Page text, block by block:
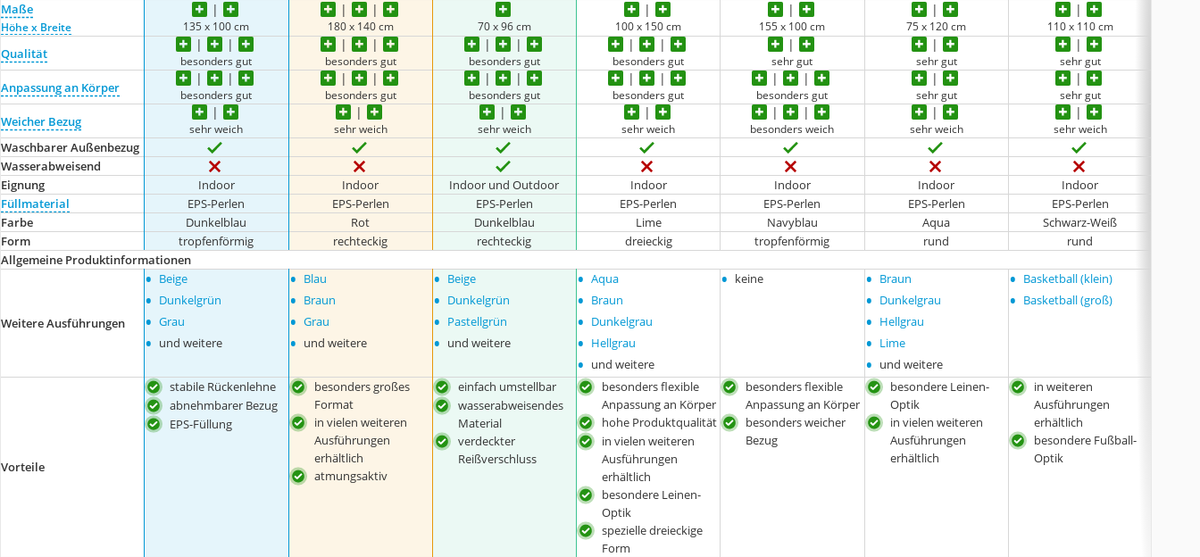
Maße
Höhe x Breite 135 x 100 cm 180 x 140 cm 70 x 96 cm 100 x 150 cm 155 x 100 cm 75 x 120 cm 110 x 110 cm
Qualität besonders gut besonders gut besonders gut besonders gut sehr gut sehr gut sehr gut
Anpassung an Körper besonders gut besonders gut besonders gut besonders gut besonders gut sehr gut sehr gut
Weicher Bezug sehr weich sehr weich sehr weich sehr weich besonders weich sehr weich sehr weich
Waschbarer Außenbezug
Wasserabweisend
Eignung
Indoor Indoor Indoor und Outdoor Indoor Indoor Indoor
Indoor
Füllmaterial
EPS-Perlen EPS-Perlen EPS-Perlen EPS-Perlen EPS-Perlen EPS-Perlen EPS-Perlen
Farbe
Dunkelblau Rot Dunkelblau Lime Navyblau Aqua Schwarz-Weiß
Form
tropfenförmig rechteckig rechteckig dreieckig tropfenförmig rund rund
Allgemeine Produktinformationen
Weitere Ausführungen
• Beige
• Dunkelgrün
• Grau
• und weitere
• Blau
• Braun
• Grau
• und weitere
• Beige
• Dunkelgrün
• Pastellgrün
• und weitere
• Aqua
• Braun
• Dunkelgrau
• Hellgrau
• und weitere
• keine • Braun
• Dunkelgrau
• Hellgrau
• Lime
• und weitere
• Basketball (klein)
• Basketball (groß)
Vorteile
stabile Rückenlehne
abnehmbarer Bezug
EPS-Füllung
besonders großes
Format
in vielen weiteren
Ausführungen
erhältlich
atmungsaktiv
einfach umstellbar
wasserabweisendes
Material
verdeckter
Reißverschluss
besonders flexible
Anpassung an Körper
hohe Produktqualität
in vielen weiteren
Ausführungen
erhältlich
besondere Leinen-
Optik
spezielle dreieckige
Form
besonders flexible
Anpassung an Körper
besonders weicher
Bezug
besondere Leinen-
Optik
in vielen weiteren
Ausführungen
erhältlich
in weiteren
Ausführungen
erhältlich
besondere Fußball-
Optik